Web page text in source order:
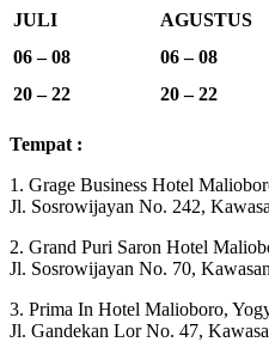
JULI AGUSTUS
06 – 08
06 – 08
20 – 22
20 – 22
Tempat :
1. Grage Business Hotel
Jl. Sosrowijayan No. 242,
2. Grand Puri Saron Hotel
Jl. Sosrowijayan No. 70,
3. Prima In Hotel Malioboro,
Jl. Gandekan Lor No. 47,